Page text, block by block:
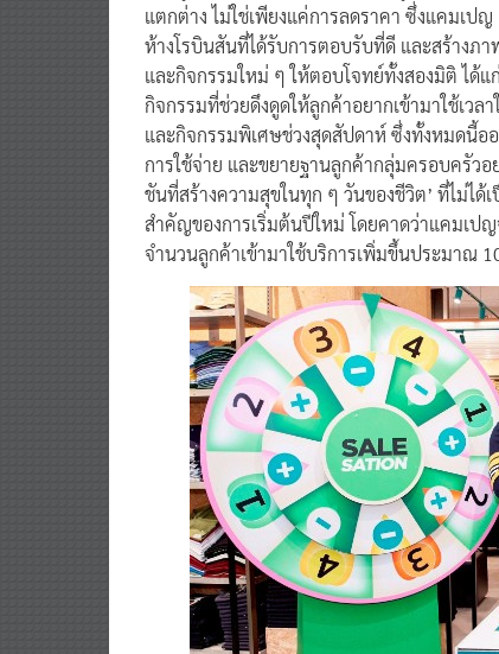
แตกต่าง ไม่ใช่เพียงแค่การลดราคา ซึ่งแคมเปญ
ห้างโรบินสันที่ได้รับการตอบรับที่ดี และสร้างภ
และกิจกรรมใหม่ ๆ ให้ตอบโจทย์ทั้งสองมิติ ได้
กิจกรรมที่ช่วยดึงดูดให้ลูกค้าอยากเข้ามาใช้เว
และกิจกรรมพิเศษช่วงสุดสัปดาห์ ซึ่งทั้งหมดนี้อ
การใช้จ่าย และขยายฐานลูกค้ากลุ่มครอบครัว
ชันที่สร้างความสุขในทุก ๆ วันของชีวิต’ ที่ไม่ไ
สำคัญของการเริ่มต้นปีใหม่ โดยคาดว่าแคมเป
จำนวนลูกค้าเข้ามาใช้บริการเพิ่มขึ้นประมาณ